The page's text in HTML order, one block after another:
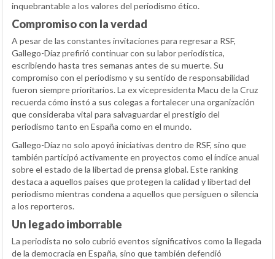
inquebrantable a los valores del periodismo ético.
Compromiso con la verdad
A pesar de las constantes invitaciones para regresar a RSF,
Gallego-Díaz prefirió continuar con su labor periodística,
escribiendo hasta tres semanas antes de su muerte. Su
compromiso con el periodismo y su sentido de responsabilidad
fueron siempre prioritarios. La ex vicepresidenta Macu de la Cruz
recuerda cómo instó a sus colegas a fortalecer una organización
que consideraba vital para salvaguardar el prestigio del
periodismo tanto en España como en el mundo.
Gallego-Díaz no solo apoyó iniciativas dentro de RSF, sino que
también participó activamente en proyectos como el índice anual
sobre el estado de la libertad de prensa global. Este ranking
destaca a aquellos países que protegen la calidad y libertad del
periodismo mientras condena a aquellos que persiguen o silencia
a los reporteros.
Un legado imborrable
La periodista no solo cubrió eventos significativos como la llegada
de la democracia en España, sino que también defendió